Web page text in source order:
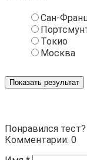
Сан-
Токио
Москва
Показать результат
Понравился
Комментарии: 0